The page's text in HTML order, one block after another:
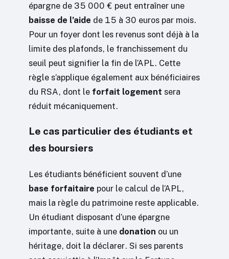
épargne de 35 000 € peut entraîner une
baisse de l’aide de 15 à 30 euros par mois.
Pour un foyer dont les revenus sont déjà à la
limite des plafonds, le franchissement du
seuil peut signifier la fin de l’APL. Cette
règle s’applique également aux bénéficiaires
du RSA, dont le forfait logement sera
réduit mécaniquement.
Le cas particulier des étudiants et
des boursiers
Les étudiants bénéficient souvent d’une
base forfaitaire pour le calcul de l’APL,
mais la règle du patrimoine reste applicable.
Un étudiant disposant d’une épargne
importante, suite à une donation ou un
héritage, doit la déclarer. Si ses parents